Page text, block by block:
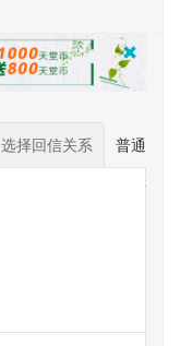
选择回信关系 普通
纪念者留言